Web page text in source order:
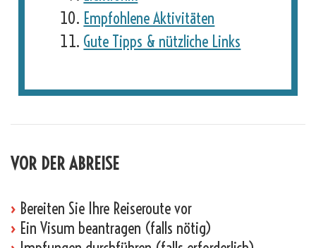
Empfohlene Aktivitäten
Gute Tipps & nützliche Links
VOR DER ABREISE
› Bereiten Sie Ihre Reiseroute vor
› Ein Visum beantragen (falls nötig)